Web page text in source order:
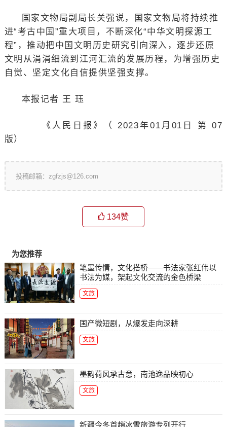
国家文物局副局长关强说，国家文物局将持续推
进“考古中国”重大项目，不断深化“中华文明探源工
程”，推动把中国文明历史研究引向深入，逐步还原
文明从涓涓细流到江河汇流的发展历程，为增强历史
自觉、坚定文化自信提供坚强支撑。
本报记者 王 珏
《人民日报》（ 2023年01月01日 第 07
版）
投稿邮箱：zgfzjs@126.com
134赞
为您推荐
笔墨传情，文化搭桥——书法家张红伟以
书法为媒，架起文化交流的金色桥梁
文旅
国产微短剧，从爆发走向深耕
文旅
墨韵荷风承古意，南池逸品映初心
文旅
新疆今冬首趟冰雪旅游专列开行